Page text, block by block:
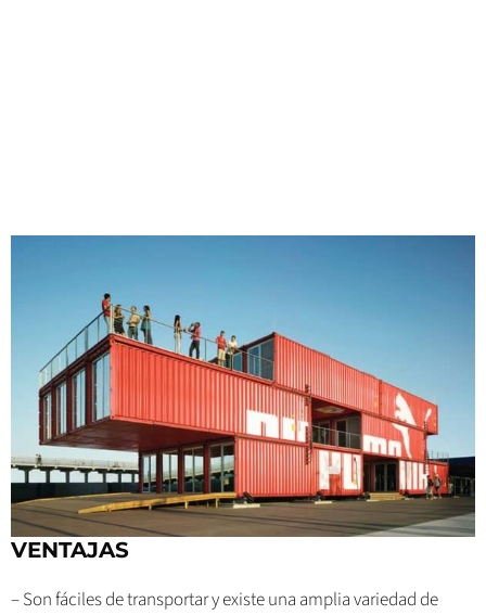
VENTAJAS
– Son fáciles de transportar y existe una amplia variedad de